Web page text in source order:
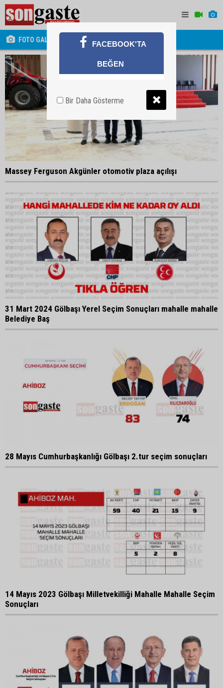
FOTO GALERİ
Massey Ferguson Akgünler otomotiv plaza açılışı
31 Mart 2024 Gölbaşı Yerel Seçim Sonuçları mahalle mahalle
Belediye Baş
28 Mayıs Cumhurbaşkanlığı Gölbaşı 2.tur seçim sonuçları
14 Mayıs 2023 Gölbaşı Milletvekilliği Mahalle Mahalle Seçim
Sonuçları
FACEBOOK'TA
BEĞEN
Bir Daha Gösterme